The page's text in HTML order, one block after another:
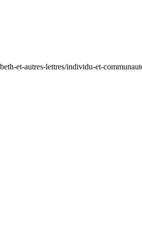
et-autres-lettres/individu-et-